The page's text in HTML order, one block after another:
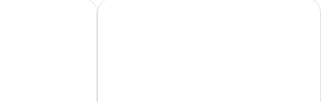
Utopia Hotel